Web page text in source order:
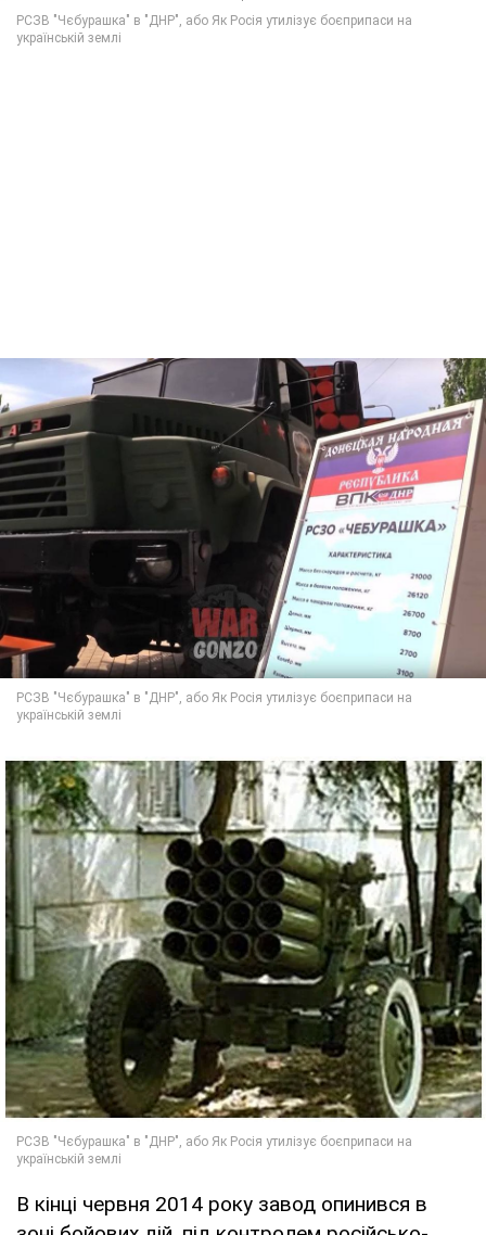
В кінці червня 2014 року завод опинився в